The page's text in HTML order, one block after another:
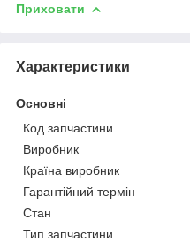
Приховати
Характеристики
Основні
Код запчастини
Виробник
Країна виробник
Гарантійний термін
Стан
Тип запчастини